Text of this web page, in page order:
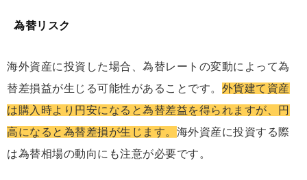
為替リスク
海外資産に投資した場合、為替レートの変動によって為
替差損益が生じる可能性があることです。 外貨建て資産
は購入時より円安になると為替差益を得られますが、円
高になると為替差損が生じます。 海外資産に投資する際
は為替相場の動向にも注意が必要です。